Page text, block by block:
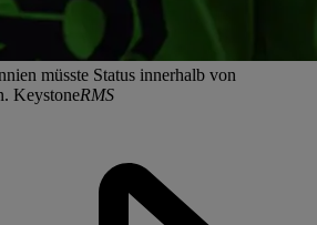
müsste Status innerhalb von
KeystoneRMS